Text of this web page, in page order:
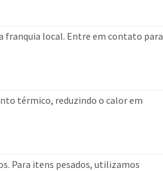
franquia local. Entre em contato para
térmico, reduzindo o calor em
Para itens pesados, utilizamos